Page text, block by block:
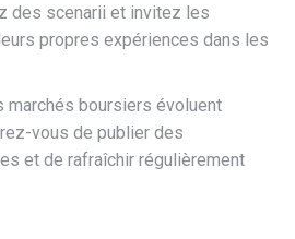
des scenarii et invitez les
propres expériences dans les
marchés boursiers évoluent
vous de publier des
et de rafraîchir régulièrement